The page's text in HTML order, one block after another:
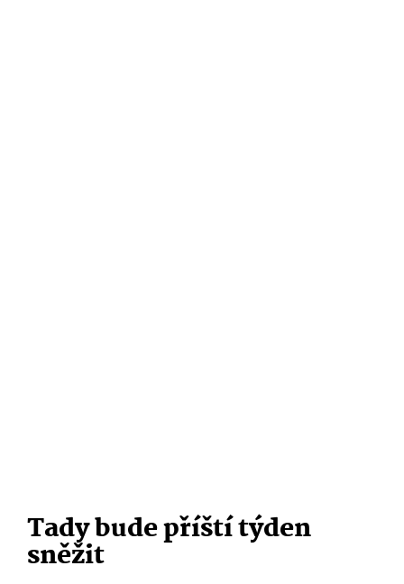
Tady bude příští týden
sněžit